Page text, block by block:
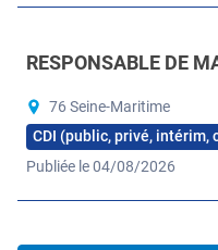
RESPONSABLE DE
76 Seine-Maritime
CDI (public, privé, intérim,
Publiée le 04/08/2026